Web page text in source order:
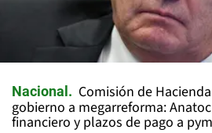
Nacional
Comisión de
gobierno a megarreforma:
financiero y plazos de pago a